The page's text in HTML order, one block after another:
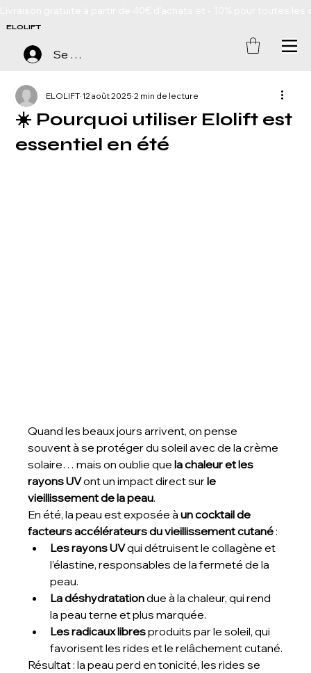
ELOLIFT
Se connecter
☀️ Pourquoi utiliser Elolift est
essentiel en été
ELOLIFT 12 août 2025 2 min de lecture
Quand les beaux jours arrivent, on pense
souvent à se protéger du soleil avec de la crème
solaire… mais on oublie que la chaleur et les
rayons UV ont un impact direct sur le
vieillissement de la peau.
En été, la peau est exposée à un cocktail de
facteurs accélérateurs du vieillissement cutané :
Les rayons UV qui détruisent le collagène et
l’élastine, responsables de la fermeté de la
peau.
La déshydratation due à la chaleur, qui rend
la peau terne et plus marquée.
Les radicaux libres produits par le soleil, qui
favorisent les rides et le relâchement cutané.
Résultat : la peau perd en tonicité, les rides se